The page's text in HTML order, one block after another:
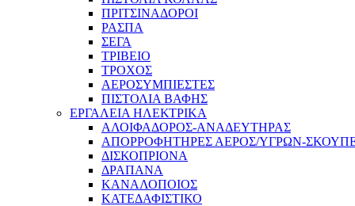
ΠΡΙΤΣΙΝΑΔΟΡΟΙ
ΡΑΣΠΑ
ΣΕΓΑ
ΤΡΙΒΕΙΟ
ΤΡΟΧΟΣ
ΑΕΡΟΣΥΜΠΙΕΣΤΕΣ
ΠΙΣΤΟΛΙΑ ΒΑΦΗΣ
ΕΡΓΑΛΕΙΑ ΗΛΕΚΤΡΙΚΑ
ΑΛΟΙΦΑΔΟΡΟΣ-ΑΝΑΔΕΥΤΗΡΑΣ
ΑΠΟΡΡΟΦΗΤΗΡΕΣ ΑΕΡΟΣ/ΥΓΡΩΝ-
ΔΙΣΚΟΠΡΙΟΝΑ
ΔΡΑΠΑΝΑ
ΚΑΝΑΛΟΠΟΙΟΣ
ΚΑΤΕΔΑΦΙΣΤΙΚΟ